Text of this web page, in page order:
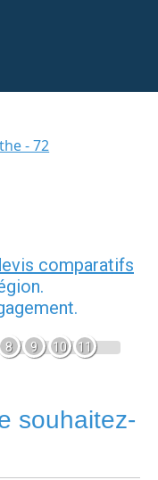
- 72
comparatifs
8 9 10 11
souhaitez-